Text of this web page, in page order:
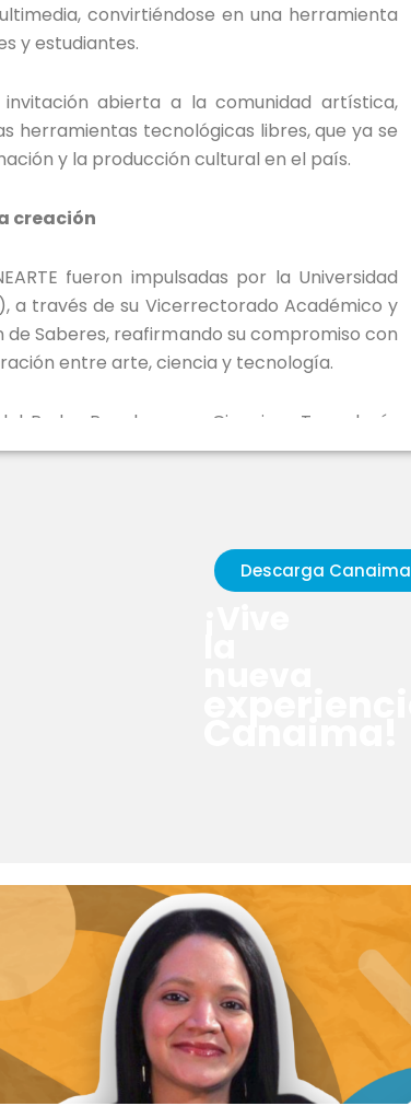
convirtiéndose en una herramienta
y estudiantes.
abierta a la comunidad artística,
herramientas tecnológicas libres, que ya se
y la producción cultural en el país.
creación
fueron impulsadas por la Universidad
a través de su Vicerrectorado Académico y
Saberes, reafirmando su compromiso con
entre arte, ciencia y tecnología.
Poder Popular para Ciencia y Tecnología
tecnológica y la transformación digital
venezolana.
Descarga Canaima